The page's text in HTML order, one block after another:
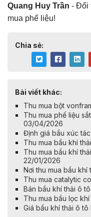
Quang Huy Trần - Đối
mua phế liệu!
Chia sẻ:
Bài viết khác:
Thu mua bột
Thu mua phế liệu
03/04/2026
Định giá bầu xúc
Thu mua bầu khí
Thu mua bầu khí
22/01/2026
Nơi thu mua bầu khí
Thu mua catalytic
Bán bầu khí thải ô
Thu mua bầu lọc
Giá bầu khí thải ô